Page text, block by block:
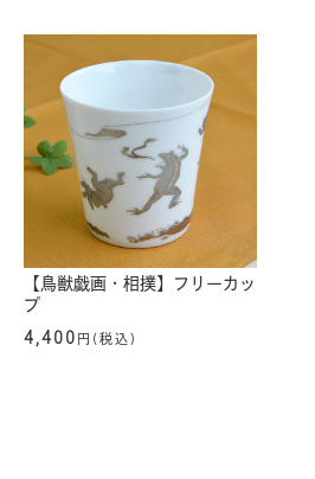
【鳥獣戯画・相撲】フリーカッ
プ
4,400 円(税込)